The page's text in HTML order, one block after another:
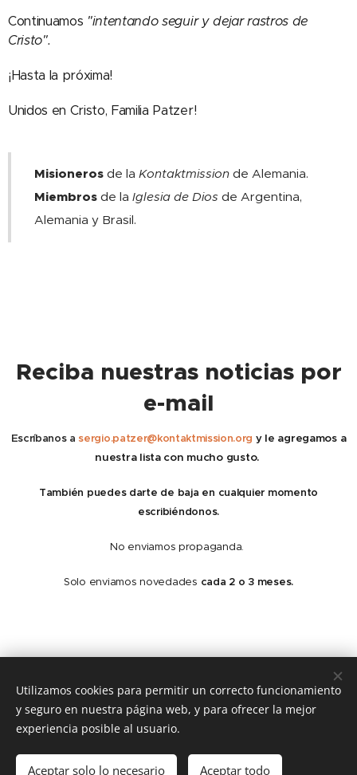
Continuamos "intentando seguir y dejar rastros de
Cristo".
¡Hasta la próxima!
Unidos en Cristo, Familia Patzer!
Misioneros de la Kontaktmission de Alemania.
Miembros de la Iglesia de Dios de Argentina,
Alemania y Brasil.
Reciba nuestras noticias por
e-mail
Escríbanos a sergio.patzer@kontaktmission.org yle agregamos a
nuestra lista con mucho gusto.
También puedes darte de baja en cualquier momento
escribiéndonos.
No enviamos propaganda.
Solo enviamos novedades cada 2 o 3 meses.
Politica de Privacidad
> Cookies
Idiomas
Utilizamos cookies para permitir un correcto funcionamiento
y seguro en nuestra página web, y para ofrecer la mejor
experiencia posible al usuario.
Aceptar solo lo necesario Aceptar todo